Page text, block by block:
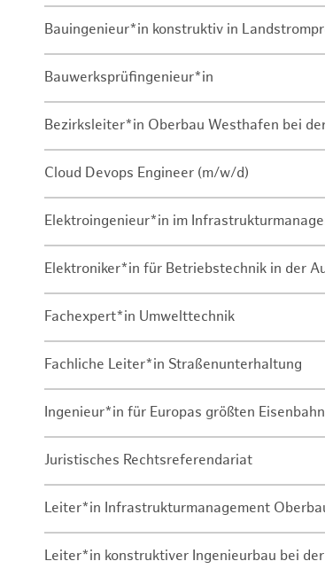
Bauingenieur*in konstruktiv in
Bauwerksprüfingenieur*in
Bezirksleiter*in Oberbau Westhafen bei
Cloud Devops Engineer (m/w/d)
Elektroingenieur*in im
Elektroniker*in für Betriebstechnik in der
Fachexpert*in Umwelttechnik
Fachliche Leiter*in Straßenunterhaltung
Ingenieur*in für Europas größten
Juristisches Rechtsreferendariat
Leiter*in Infrastrukturmanagement
Leiter*in konstruktiver Ingenieurbau bei